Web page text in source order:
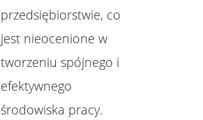
przedsiębiorstwie, co
jest nieocenione w
tworzeniu spójnego i
efektywnego
środowiska pracy.